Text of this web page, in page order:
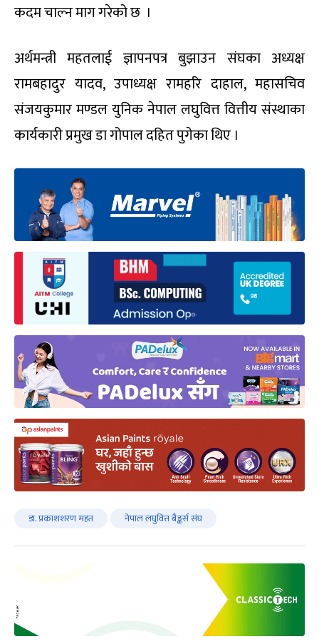
कदम चाल्न माग गरेको छ ।
अर्थमन्त्री महतलाई ज्ञापनपत्र बुझाउन संघका अध्यक्ष
रामबहादुर यादव, उपाध्यक्ष रामहरि दाहाल, महासचिव
संजयकुमार मण्डल युनिक नेपाल लघुवित्त वित्तीय संस्थाका
कार्यकारी प्रमुख डा गोपाल दहित पुगेका थिए ।
डा. प्रकाशशरण महत नेपाल लघुवित्त बैङ्कर्स संघ